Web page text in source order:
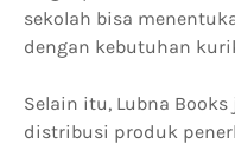
sekolah bisa
dengan kebutuhan
Selain itu, Lubna
distribusi produk